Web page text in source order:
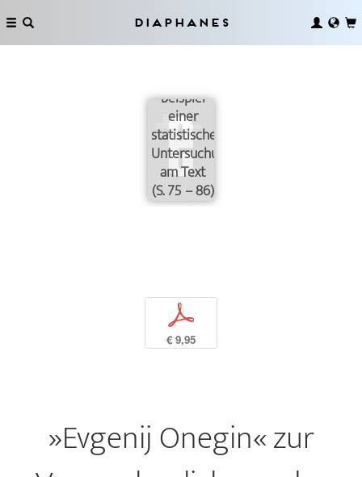
Diaphanes
Beispiel
einer
statistischen
Untersuchung
am Text
(S. 75 – 86)
p
€ 9,95
»Evgenij Onegin« zur